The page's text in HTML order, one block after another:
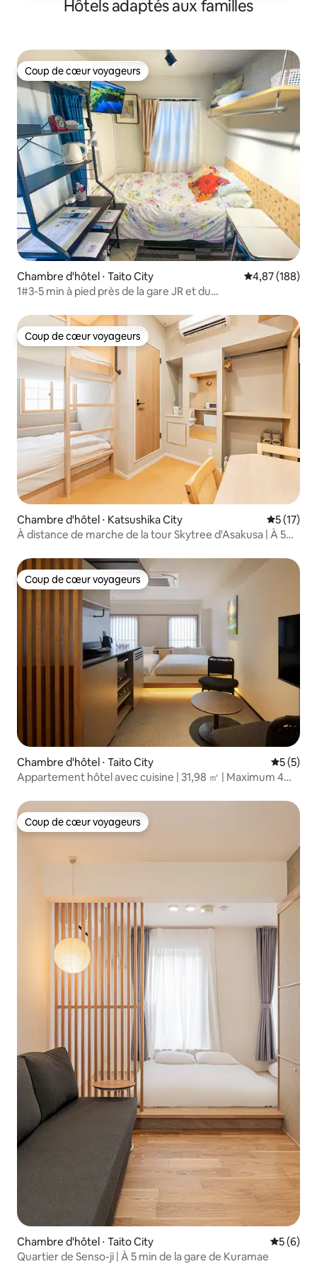
Hôtels adaptés aux familles
Coup de cœur voyageurs
Coup de cœur voyageurs
Chambre d'hôtel ⋅ Taito City Évaluation
4,87 (188)
1#3-5 min à pied près de la gare JR et du
Coup de cœur voyageurs
Coup de cœur voyageurs
Chambre d'hôtel ⋅ Katsushika City
5 (17)
À distance de marche de la tour Skytree d'Asakusa | À 5
Ueno et Shinjuku depuis la station Horikiri
Coup de cœur voyageurs
Coup de cœur voyageurs
Chambre d'hôtel ⋅ Taito City
5 (5)
Appartement hôtel avec cuisine | 31,98 ㎡ | Maximum 4
Coup de cœur voyageurs
Coup de cœur voyageurs
Chambre d'hôtel ⋅ Taito City
5 (6)
Quartier de Senso-ji | À 5 min de la gare de Kuramae